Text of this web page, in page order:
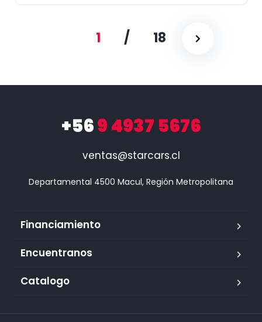
1 / 18
+569 4937 5676
ventas@starcars.cl
Financiamiento
Encuentranos
Catalogo